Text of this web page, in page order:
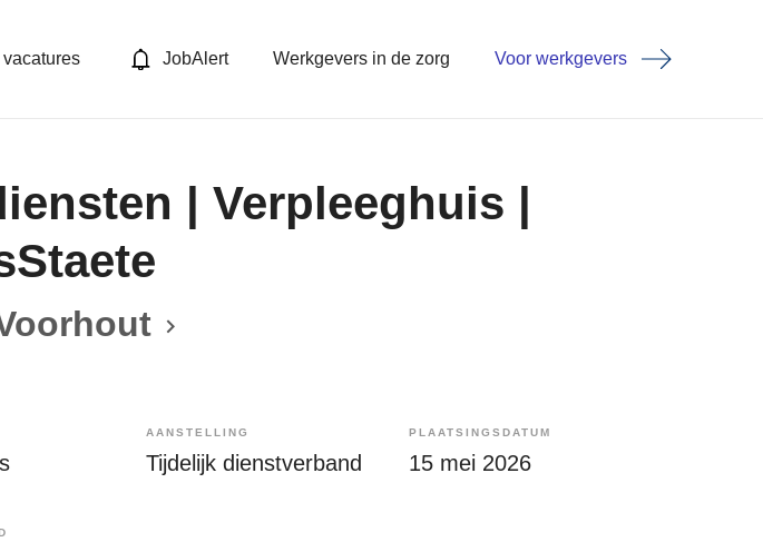
JobAlert Werkgevers in de zorg Voor werkgevers
| Verpleeghuis |
AANSTELLING
Tijdelijk dienstverband
PLAATSINGSDATUM
15 mei 2026